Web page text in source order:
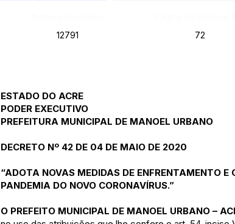
12791
72
ESTADO DO ACRE
PODER EXECUTIVO
PREFEITURA MUNICIPAL DE MANOEL URBANO
DECRETO Nº 42 DE 04 DE MAIO DE 2020
“ADOTA NOVAS MEDIDAS DE ENFRENTAMENTO E
PANDEMIA DO NOVO CORONAVÍRUS.”
O PREFEITO MUNICIPAL DE MANOEL URBANO –